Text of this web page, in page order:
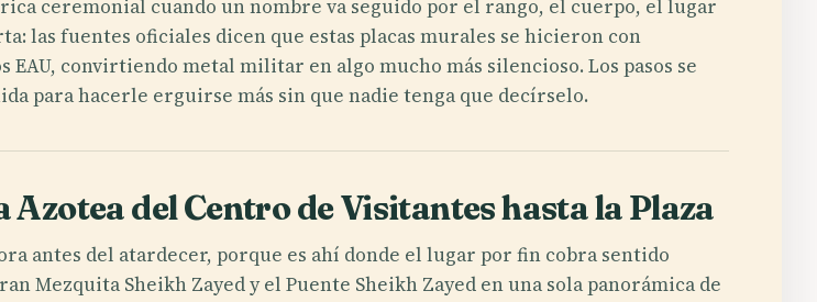
ceremonial cuando un nombre va seguido por el rango, el cuerpo, el lugar
las fuentes oficiales dicen que estas placas murales se hicieron con
EAU, convirtiendo metal militar en algo mucho más silencioso. Los pasos se
para hacerle erguirse más sin que nadie tenga que decírselo.
Azotea del Centro de Visitantes hasta la Plaza
antes del atardecer, porque es ahí donde el lugar por fin cobra sentido
Mezquita Sheikh Zayed y el Puente Sheikh Zayed en una sola panorámica de